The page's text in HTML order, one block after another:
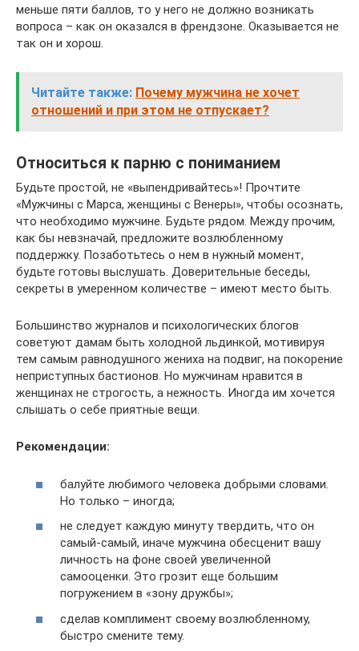
меньше пяти баллов, то у него не должно возникать
вопроса – как он оказался в френдзоне. Оказывается не
так он и хорош.
Читайте также: Почему мужчина не хочет
отношений и при этом не отпускает?
Относиться к парню с пониманием
Будьте простой, не «выпендривайтесь»! Прочтите
«Мужчины с Марса, женщины с Венеры», чтобы осознать,
что необходимо мужчине. Будьте рядом. Между прочим,
как бы невзначай, предложите возлюбленному
поддержку. Позаботьтесь о нем в нужный момент,
будьте готовы выслушать. Доверительные беседы,
секреты в умеренном количестве – имеют место быть.
Большинство журналов и психологических блогов
советуют дамам быть холодной льдинкой, мотивируя
тем самым равнодушного жениха на подвиг, на покорение
неприступных бастионов. Но мужчинам нравится в
женщинах не строгость, а нежность. Иногда им хочется
слышать о себе приятные вещи.
Рекомендации:
балуйте любимого человека добрыми словами.
Но только – иногда;
не следует каждую минуту твердить, что он
самый-самый, иначе мужчина обесценит вашу
личность на фоне своей увеличенной
самооценки. Это грозит еще большим
погружением в «зону дружбы»;
сделав комплимент своему возлюбленному,
быстро смените тему.